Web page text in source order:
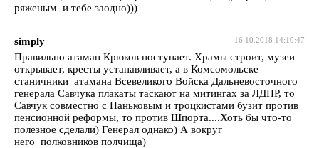
ряженым и тебе заодно)))
16.10.2018 14:10:47
simply
Правильно атаман Крюков поступает. Храмы строит, музеи
открывает, кресты устанавливает, а в Комсомольске
станичники атамана Всевеликого Войска Дальневосточного
генерала Савчука плакаты таскают на митингах за ЛДПР, то
Савчук совместно с Паньковым и троцкистами бузит против
пенсионной реформы, то против Шпорта....Хоть бы что-то
полезное сделали) Генерал однако) А вокруг
него полковников полчища)